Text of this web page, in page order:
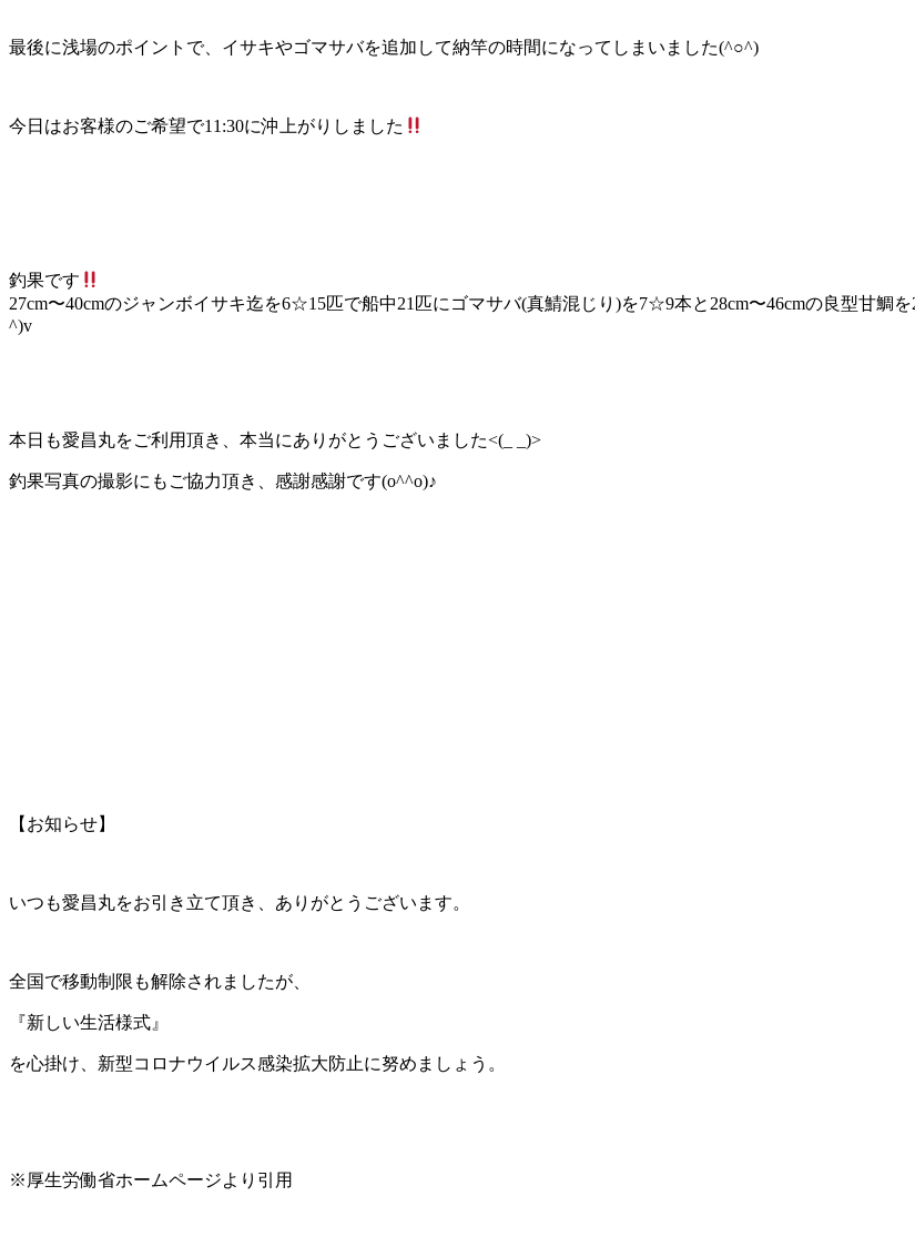
最後に浅場のポイントで、イサキやゴマサバを追加して納竿の時間になってしまいました(^○^)
今日はお客様のご希望で11:30に沖上がりしました
釣果です
27cm〜40cmのジャンボイサキ迄を6☆15匹で船中21匹にゴマサバ(真鯖混じり)を7☆9本と28cm〜46cmの良型甘
^)v
本日も愛昌丸をご利用頂き、本当にありがとうございました<(_ _)>
釣果写真の撮影にもご協力頂き、感謝感謝です(o^^o)♪
【お知らせ】
いつも愛昌丸をお引き立て頂き、ありがとうございます。
全国で移動制限も解除されましたが、
『新しい生活様式』
を心掛け、新型コロナウイルス感染拡大防止に努めましょう。
※厚生労働省ホームページより引用